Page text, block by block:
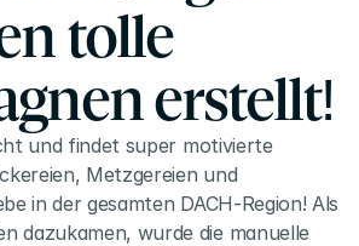
tolle
erstellt!
und findet super motivierte
Metzgereien und
in der gesamten DACH-Region! Als
dazukamen, wurde die manuelle